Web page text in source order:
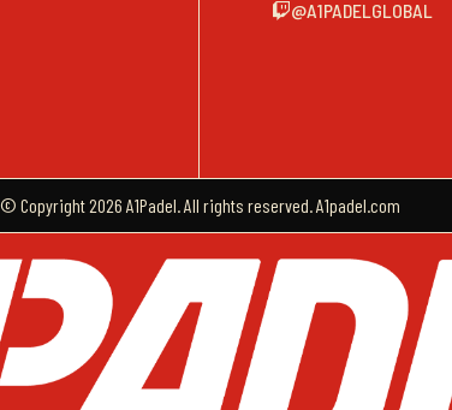
@A1PADELGLOBAL
© Copyright 2026 A1Padel. All rights reserved. A1padel.com